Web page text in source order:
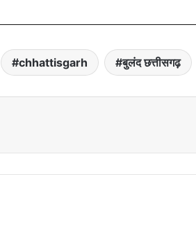
chhattisgarh बुलंद छत्तीसगढ़